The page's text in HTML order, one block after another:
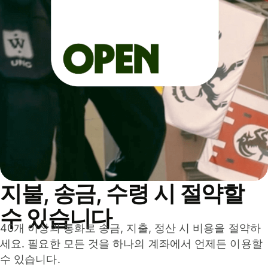
지불, 송금, 수령 시 절약할
수 있습니다
40개 이상의 통화로 송금, 지출, 정산 시 비용을 절약하
세요. 필요한 모든 것을 하나의 계좌에서 언제든 이용할
수 있습니다.